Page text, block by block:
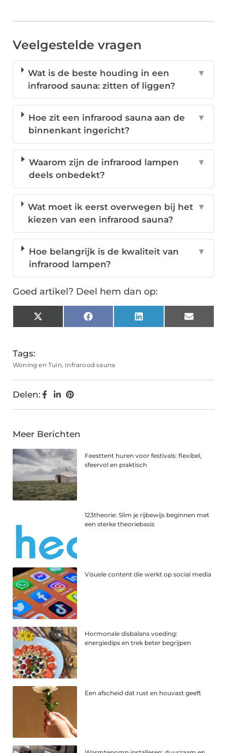
Veelgestelde vragen
Wat is de beste houding in een
infrarood sauna: zitten of liggen?
▼
Hoe zit een infrarood sauna aan de
binnenkant ingericht?
▼
Waarom zijn de infrarood lampen
deels onbedekt?
▼
Wat moet ik eerst overwegen bij het
kiezen van een infrarood sauna?
▼
Hoe belangrijk is de kwaliteit van
infrarood lampen?
▼
Goed artikel? Deel hem dan op:
X
(Twitter)
Facebook LinkedIn Email
Tags:
Woning en Tuin, Infrarood sauna
Delen:
Meer Berichten
Feesttent huren voor festivals: flexibel,
sfeervol en praktisch
123theorie: Slim je rijbewijs beginnen met
een sterke theoriebasis
Visuele content die werkt op social media
Hormonale disbalans voeding:
energiedips en trek beter begrijpen
Een afscheid dat rust en houvast geeft